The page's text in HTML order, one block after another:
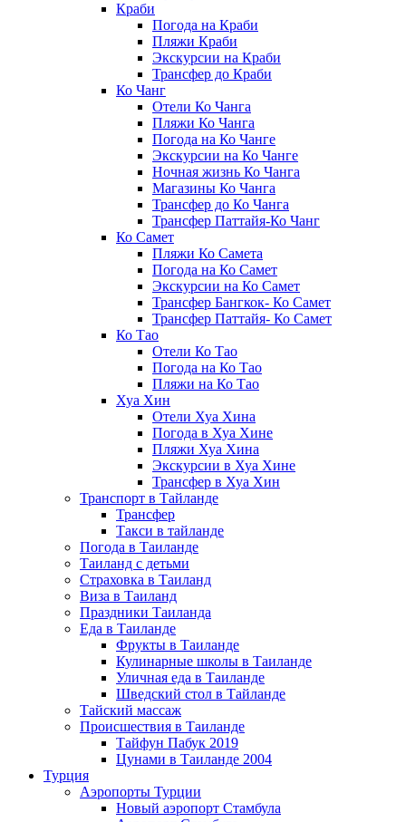
Краби
Погода на Краби
Пляжи Краби
Экскурсии на Краби
Трансфер до Краби
Ко Чанг
Отели Ко Чанга
Пляжи Ко Чанга
Погода на Ко Чанге
Экскурсии на Ко Чанге
Ночная жизнь Ко Чанга
Магазины Ко Чанга
Трансфер до Ко Чанга
Трансфер Паттайя-Ко Чанг
Ко Самет
Пляжи Ко Самета
Погода на Ко Самет
Экскурсии на Ко Самет
Трансфер Бангкок- Ко Самет
Трансфер Паттайя- Ко Самет
Ко Тао
Отели Ко Тао
Погода на Ко Тао
Пляжи на Ко Тао
Хуа Хин
Отели Хуа Хина
Погода в Хуа Хине
Пляжи Хуа Хина
Экскурсии в Хуа Хине
Трансфер в Хуа Хин
Транспорт в Тайланде
Трансфер
Такси в тайланде
Погода в Таиланде
Таиланд с детьми
Страховка в Таиланд
Виза в Таиланд
Праздники Таиланда
Еда в Таиланде
Фрукты в Таиланде
Кулинарные школы в Таиланде
Уличная еда в Таиланде
Шведский стол в Тайланде
Тайский массаж
Происшествия в Таиланде
Тайфун Пабук 2019
Цунами в Таиланде 2004
Турция
Аэропорты Турции
Новый аэропорт Стамбула